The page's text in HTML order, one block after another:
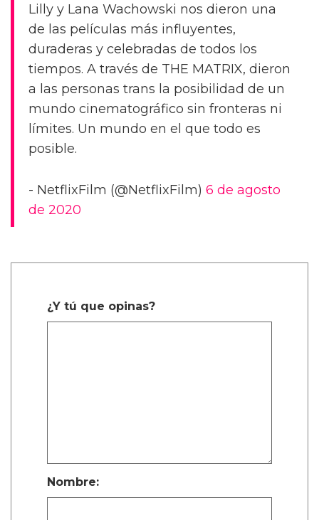
Lilly y Lana Wachowski nos dieron una
de las películas más influyentes,
duraderas y celebradas de todos los
tiempos. A través de THE MATRIX, dieron
a las personas trans la posibilidad de un
mundo cinematográfico sin fronteras ni
límites. Un mundo en el que todo es
posible.
- NetflixFilm (@NetflixFilm) 6 de agosto
de 2020
¿Y tú que opinas?
Nombre: